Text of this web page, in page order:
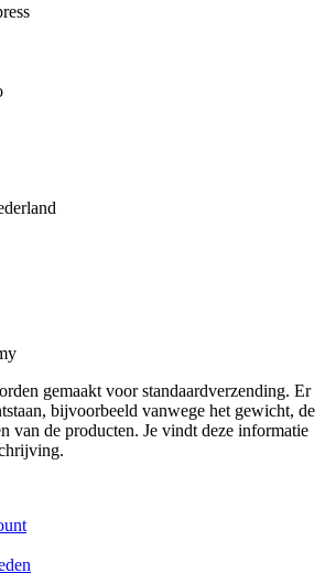
gemaakt voor standaardverzending. Er
bijvoorbeeld vanwege het gewicht, de
van de producten. Je vindt deze informatie